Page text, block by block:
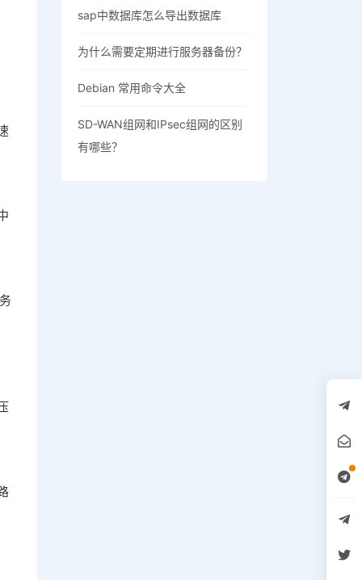
sap中数据库怎么导出数据库
为什么需要定期进行服务器备份？
Debian 常用命令大全
SD-WAN组网和IPsec组网的区别
有哪些？